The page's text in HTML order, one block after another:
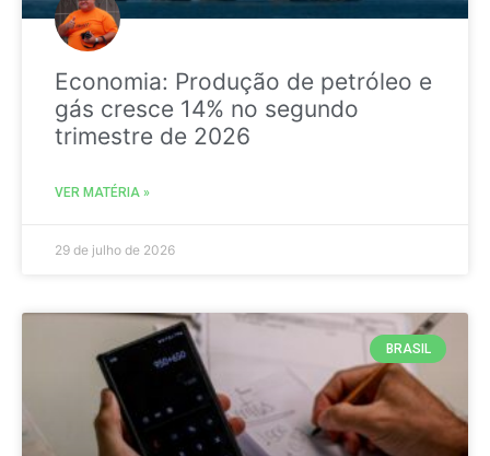
Economia: Produção de petróleo e
gás cresce 14% no segundo
trimestre de 2026
VER MATÉRIA »
29 de julho de 2026
BRASIL